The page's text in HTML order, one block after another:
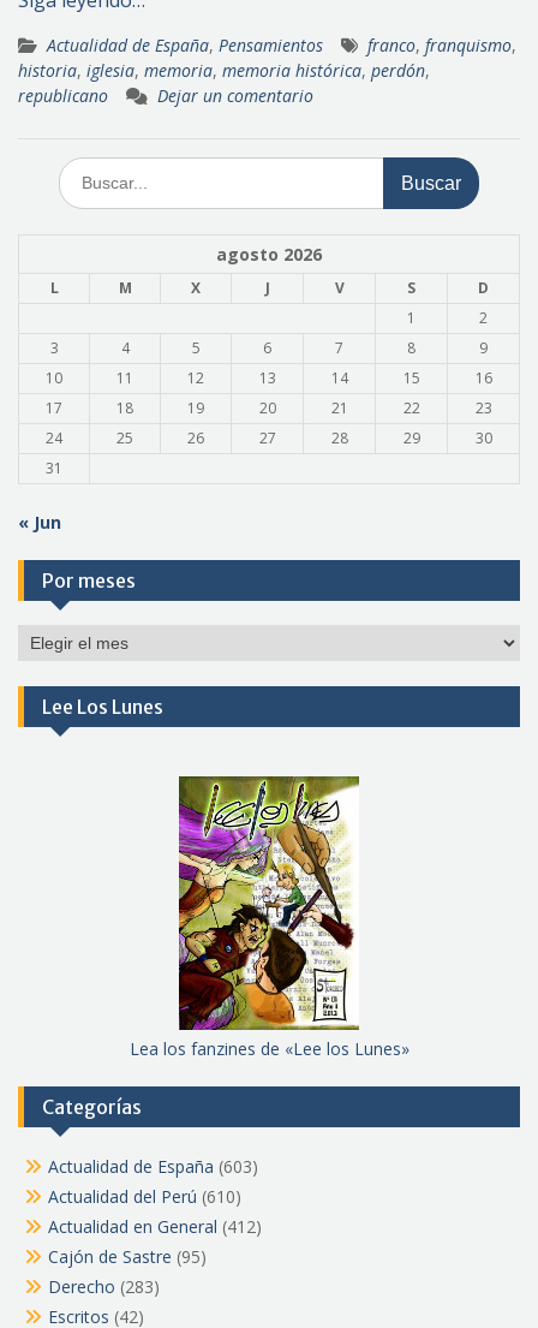
Actualidad de España, Pensamientos franco, franquismo,
historia, iglesia, memoria, memoria histórica, perdón,
republicano
Dejar un comentario
Buscar:
agosto 2026
L M X J V S
D
1
2
3
4 5 6 7 8
9
10
11 12 13 14 15
16
17
18 19 20 21 22
23
24
25 26 27 28 29
30
31
« Jun
Por meses
Por
Lee Los Lunes
Lea los fanzines de «Lee los Lunes»
Categorías
Actualidad de España (603)
Actualidad del Perú (610)
Actualidad en General (412)
Cajón de Sastre (95)
Derecho (283)
Escritos (42)